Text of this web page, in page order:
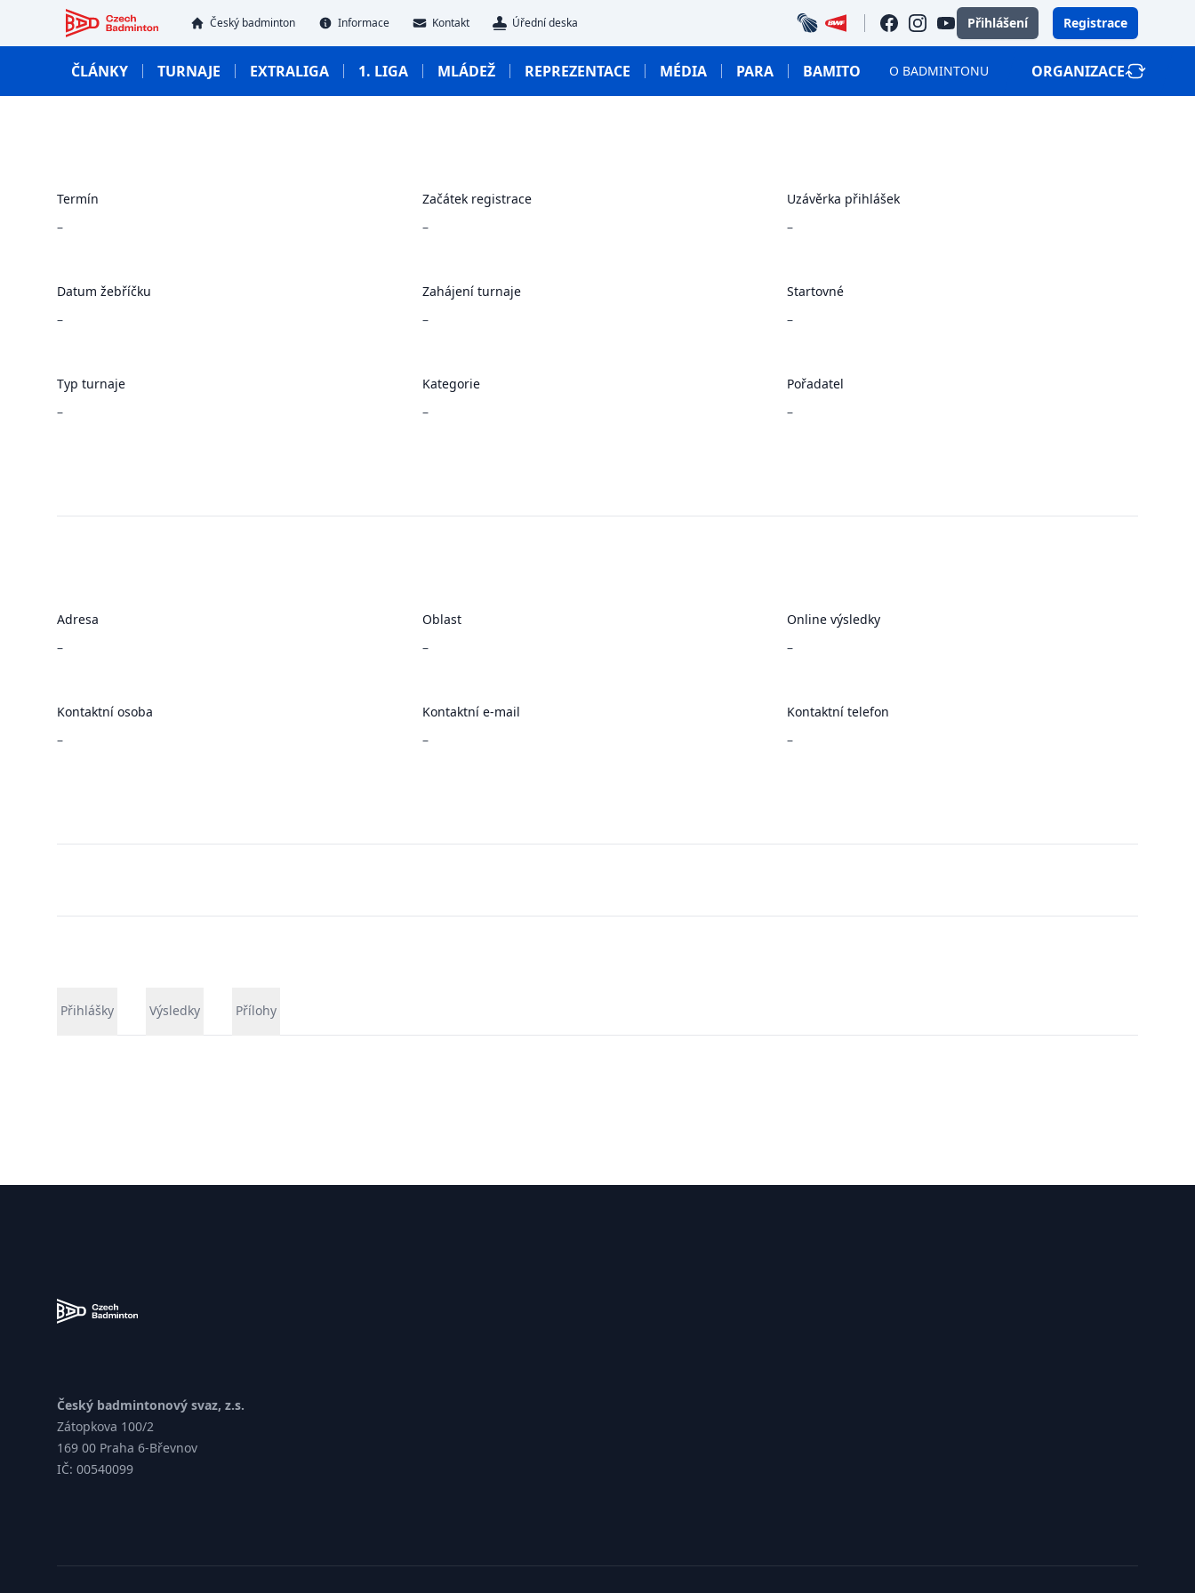
Český badmintonový svazČeský badminton Informace Kontakt Úřední deska bec bwf facebookinstagram
youtubePřihlášení Registrace
ČLÁNKY TURNAJE EXTRALIGA 1. LIGA MLÁDEŽ REPREZENTACE MÉDIA PARA BAMITO O BADMINTONU ORGANIZACE
Termín
–
Začátek registrace
–
Uzávěrka přihlášek
–
Datum žebříčku
–
Zahájení turnaje
–
Startovné
–
Typ turnaje
–
Kategorie
–
Pořadatel
–
Adresa
–
Oblast
–
Online výsledky
–
Kontaktní osoba
–
Kontaktní e-mail
–
Kontaktní telefon
–
Přihlášky Výsledky Přílohy
Český badmintonový svaz, z.s.
Zátopkova 100/2
169 00 Praha 6-Břevnov
IČ: 00540099